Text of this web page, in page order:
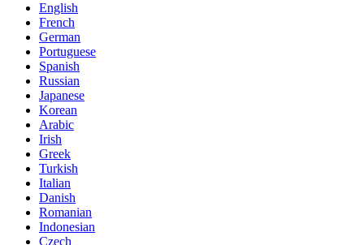
English
French
German
Portuguese
Spanish
Russian
Japanese
Korean
Arabic
Irish
Greek
Turkish
Italian
Danish
Romanian
Indonesian
Czech